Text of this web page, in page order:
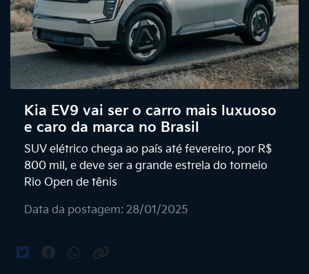
Kia EV9 vai ser o carro mais luxuoso
e caro da marca no Brasil
SUV elétrico chega ao país até fevereiro, por R$
800 mil, e deve ser a grande estrela do torneio
Rio Open de tênis
Data da postagem: 28/01/2025